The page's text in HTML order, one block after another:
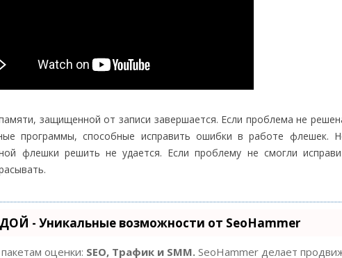
защищенной от записи завершается. Если проблема не
программы, способные исправить ошибки в работе флешек.
флешки решить не удается. Если проблему не смогли
- Уникальные возможности от SeoHammer
оценки: SEO, Трафик и SMM. SeoHammer делает